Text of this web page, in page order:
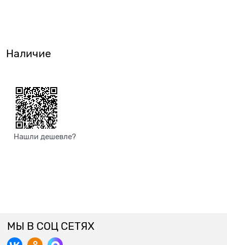
Наличие
Нашли дешевле?
МЫ В СОЦ СЕТЯХ